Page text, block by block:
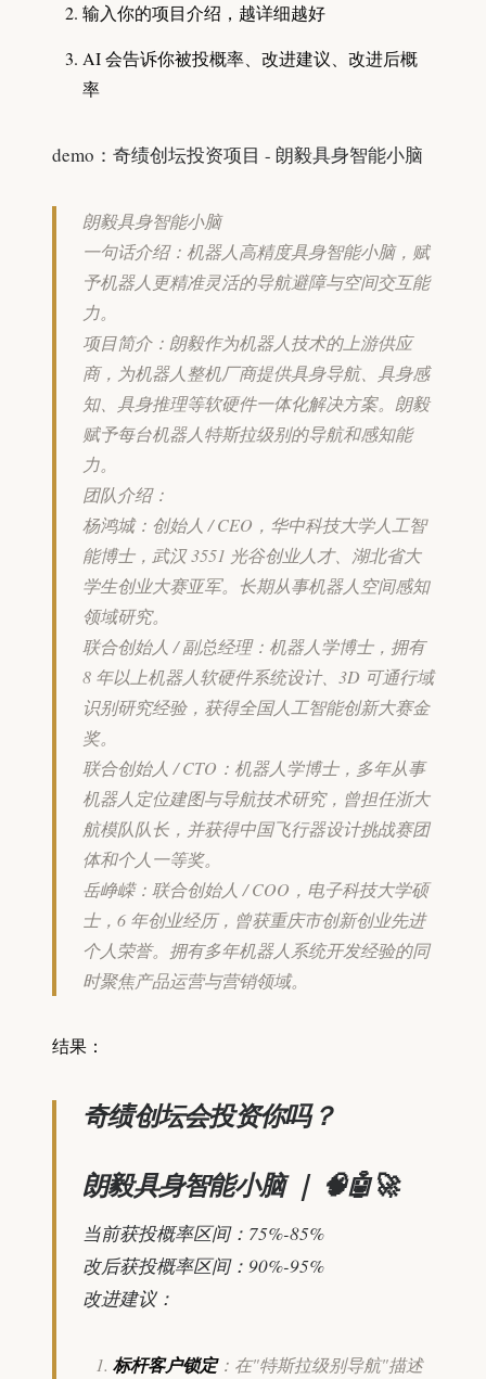
输入你的项目介绍，越详细越好
AI 会告诉你被投概率、改进建议、改进后概
率
demo：奇绩创坛投资项目 - 朗毅具身智能小脑
朗毅具身智能小脑
一句话介绍：机器人高精度具身智能小脑，赋
予机器人更精准灵活的导航避障与空间交互能
力。
项目简介：朗毅作为机器人技术的上游供应
商，为机器人整机厂商提供具身导航、具身感
知、具身推理等软硬件一体化解决方案。朗毅
赋予每台机器人特斯拉级别的导航和感知能
力。
团队介绍：
杨鸿城：创始人 / CEO，华中科技大学人工智
能博士，武汉 3551 光谷创业人才、湖北省大
学生创业大赛亚军。长期从事机器人空间感知
领域研究。
联合创始人 / 副总经理：机器人学博士，拥有
8 年以上机器人软硬件系统设计、3D 可通行域
识别研究经验，获得全国人工智能创新大赛金
奖。
联合创始人 / CTO：机器人学博士，多年从事
机器人定位建图与导航技术研究，曾担任浙大
航模队队长，并获得中国飞行器设计挑战赛团
体和个人一等奖。
岳峥嵘：联合创始人 / COO，电子科技大学硕
士，6 年创业经历，曾获重庆市创新创业先进
个人荣誉。拥有多年机器人系统开发经验的同
时聚焦产品运营与营销领域。
结果：
奇绩创坛会投资你吗？
朗毅具身智能小脑 ｜ 🧠🤖🚀
当前获投概率区间：75%-85%
改后获投概率区间：90%-95%
改进建议：
标杆客户锁定：在"特斯拉级别导航"描述